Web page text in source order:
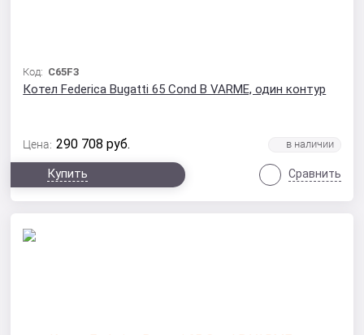
Код: C65F3
Котел Federica Bugatti 65 Cond B VARME, один контур
Цена: 290 708 руб.
Купить Сравнить